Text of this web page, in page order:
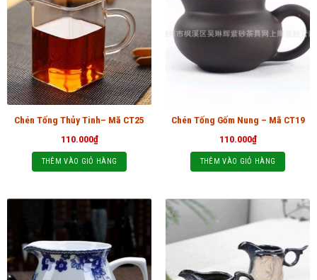
Chén Tống Thủy Tinh– Mã CT25
110.000₫
THÊM VÀO GIỎ HÀNG
Chén Tống Gốm Nung – Mã CT19
110.000₫
THÊM VÀO GIỎ HÀNG